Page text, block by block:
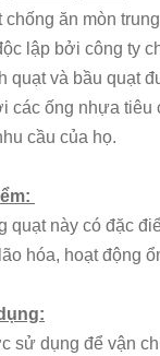
chống ăn mòn
lập bởi công ty
quạt và bầu quạt
các ống nhựa tiêu
cầu của họ.
quạt này có đặc
hóa, hoạt động
sử dụng để vận